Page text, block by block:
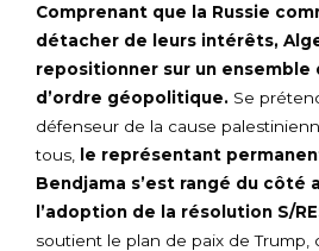
Comprenant que la Russie
détacher de leurs intérêts,
repositionner sur un ensemble
d’ordre géopolitique. Se
défenseur de la cause
tous,
le représentant
Bendjama s’est rangé du côté
l’adoption de la résolution S/
soutient le plan de paix de